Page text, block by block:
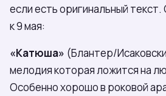
если есть оригинальный
к 9 мая:
«Катюша» (Блантер/
мелодия которая ложится на
Особенно хорошо в роковой